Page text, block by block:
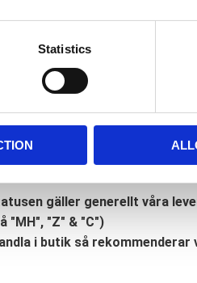
Statistics
gäller generellt våra
"MH", "Z" & "C")
i butik så